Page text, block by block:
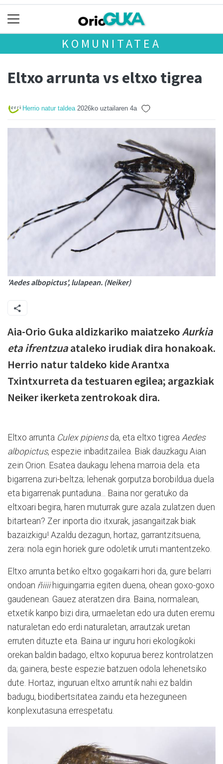
KOMUNITATEA
Eltxo arrunta vs eltxo tigrea
Herrio natur taldea 2026ko uztailaren 4a
'Aedes albopictus', lulapean. (Neiker)
Aia-Orio Guka aldizkariko maiatzekoAurkia
eta ifrentzuaataleko irudiak dira honakoak.
Herrio natur taldeko kide Arantxa
Txintxurreta da testuaren egilea; argazkiak
Neiker ikerketa zentrokoak dira.
Eltxo arrunta Culex pipiensda, eta eltxo tigrea Aedes
albopictus, espezie inbaditzailea. Biak dauzkagu Aian
zein Orion. Esatea daukagu lehena marroia dela. eta
bigarrena zuri-beltza; lehenak gorputza borobildua duela
eta bigarrenak puntaduna... Baina nor geratuko da
eltxoari begira, haren muturrak gure azala zulatzen duen
bitartean? Zer inporta dio itxurak, jasangaitzak biak
bazaizkigu! Azaldu dezagun, hortaz, garrantzitsuena,
zera: nola egin horiek gure odoletik urruti mantentzeko.
Eltxo arrunta betiko eltxo gogaikarri hori da, gure belarri
ondoan ñiiiihiguingarria egiten duena, ohean goxo-goxo
gaudenean. Gauez ateratzen dira. Baina, normalean,
etxetik kanpo bizi dira, urmaeletan edo ura duten eremu
naturaletan edo erdi naturaletan, arrautzak uretan
erruten dituzte eta. Baina ur inguru hori ekologikoki
orekan baldin badago, eltxo kopurua berez kontrolatzen
da; gainera, beste espezie batzuen odola lehenetsiko
dute. Hortaz, inguruan eltxo arruntik nahi ez baldin
badugu, biodibertsitatea zaindu eta hezeguneen
konplexutasuna errespetatu.